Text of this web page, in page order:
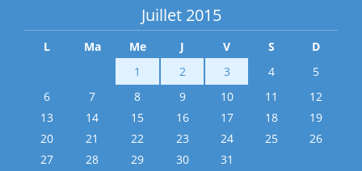
Juillet 2015
L Ma Me J V S D
1 2 3 4
5
6
7 8 9 10 11
12
13
14 15 16 17 18
19
20
21 22 23 24 25
26
27
28 29 30 31